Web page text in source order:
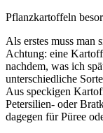
Pflanzkartoffeln
Als erstes muss man
Achtung: eine
nachdem, was ich
unterschiedliche
Aus speckigen
Petersilien- oder
dagegen für Püree